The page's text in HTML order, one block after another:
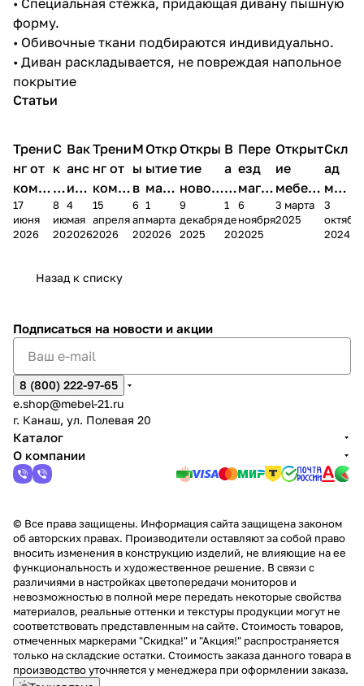
форму.
• Обивочные ткани подбираются индивидуально.
• Диван раскладывается, не повреждая напольное
покрытие
Статьи
Трени
нг от
комп
ании
Мело
17
июня
2026
С
к
и
д
к
2
8
июня
2026
Вак
анс
ия в
Чеб
окс
4
мая
2026
Трени
нг от
комп
ании
Мело
15
апреля
2026
М
ы
в
М
А
6
апреля
2026
Откр
ытие
мага
зина
в
1
марта
2026
Откры
тие
новог
о
магаз
9
декабря
2025
В
а
к
а
н
1
декабря
2025
Пере
езд
магаз
ина в
г.
6
ноября
2025
Открыт
ие
мебель
ного
салона
3 марта
2025
Скл
ад
меб
ели
пер
3
2024
Назад к списку
Подписаться на новости и акции
8 (800) 222-97-65
e.shop@mebel-21.ru
г. Канаш, ул. Полевая 20
Каталог
О компании
© Все права защищены. Информация сайта защищена законом
об авторских правах. Производители оставляют за собой право
вносить изменения в конструкцию изделий, не влияющие на ее
функциональность и художественное решение. В связи с
различиями в настройках цветопередачи мониторов и
невозможностью в полной мере передать некоторые свойства
материалов, реальные оттенки и текстуры продукции могут не
соответствовать представленным на сайте. Стоимость товаров,
отмеченных маркерами "Скидка!" и "Акция!" распространяется
только на складские остатки. Стоимость заказа данного товара в
производство уточняется у менеджера при оформлении заказа.